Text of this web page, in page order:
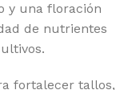
y una floración
de nutrientes
fortalecer tallos,